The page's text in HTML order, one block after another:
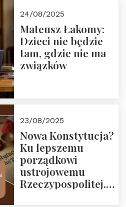
24/08/2025
Mateusz Łakomy:
Dzieci nie będzie
tam, gdzie nie ma
związków
23/08/2025
Nowa Konstytucja?
Ku lepszemu
porządkowi
ustrojowemu
Rzeczypospolitej.